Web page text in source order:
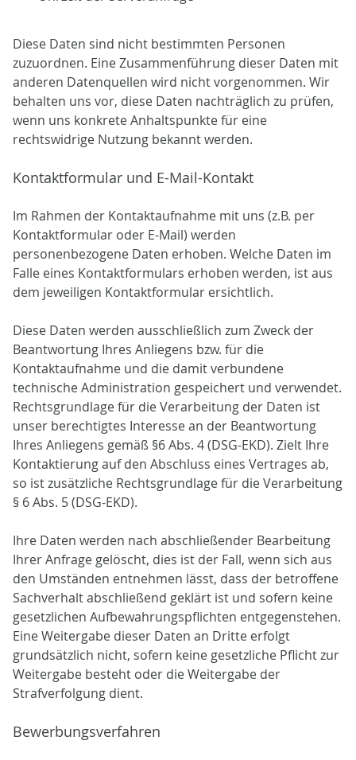
Diese Daten sind nicht bestimmten Personen
zuzuordnen. Eine Zusammenführung dieser Daten mit
anderen Datenquellen wird nicht vorgenommen. Wir
behalten uns vor, diese Daten nachträglich zu prüfen,
wenn uns konkrete Anhaltspunkte für eine
rechtswidrige Nutzung bekannt werden.
Kontaktformular und E-Mail-Kontakt
Im Rahmen der Kontaktaufnahme mit uns (z.B. per
Kontaktformular oder E-Mail) werden
personenbezogene Daten erhoben. Welche Daten im
Falle eines Kontaktformulars erhoben werden, ist aus
dem jeweiligen Kontaktformular ersichtlich.
Diese Daten werden ausschließlich zum Zweck der
Beantwortung Ihres Anliegens bzw. für die
Kontaktaufnahme und die damit verbundene
technische Administration gespeichert und verwendet.
Rechtsgrundlage für die Verarbeitung der Daten ist
unser berechtigtes Interesse an der Beantwortung
Ihres Anliegens gemäß §6 Abs. 4 (DSG-EKD). Zielt Ihre
Kontaktierung auf den Abschluss eines Vertrages ab,
so ist zusätzliche Rechtsgrundlage für die Verarbeitung
§ 6 Abs. 5 (DSG-EKD).
Ihre Daten werden nach abschließender Bearbeitung
Ihrer Anfrage gelöscht, dies ist der Fall, wenn sich aus
den Umständen entnehmen lässt, dass der betroffene
Sachverhalt abschließend geklärt ist und sofern keine
gesetzlichen Aufbewahrungspflichten entgegenstehen.
Eine Weitergabe dieser Daten an Dritte erfolgt
grundsätzlich nicht, sofern keine gesetzliche Pflicht zur
Weitergabe besteht oder die Weitergabe der
Strafverfolgung dient.
Bewerbungsverfahren